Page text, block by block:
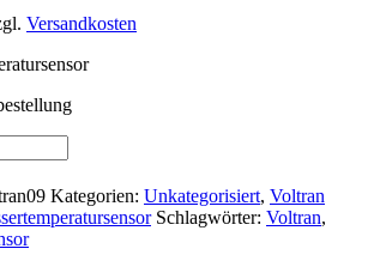
Versandkosten
Kategorien: Unkategorisiert, Voltran
Schlagwörter: Voltran,